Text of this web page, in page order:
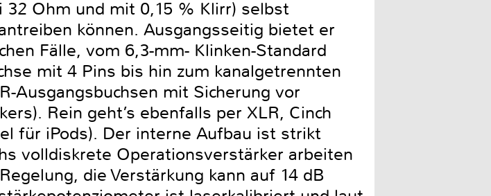
Ohm und mit 0,15 % Klirr) selbst
können. Ausgangsseitig bietet er
Fälle, vom 6,3-mm- Klinken-Standard
mit 4 Pins bis hin zum kanalgetrennten
Ausgangsbuchsen mit Sicherung vor
Rein geht’s ebenfalls per XLR, Cinch
für iPods). Der interne Aufbau ist strikt
volldiskrete Operationsverstärker arbeiten
die Verstärkung kann auf 14 dB